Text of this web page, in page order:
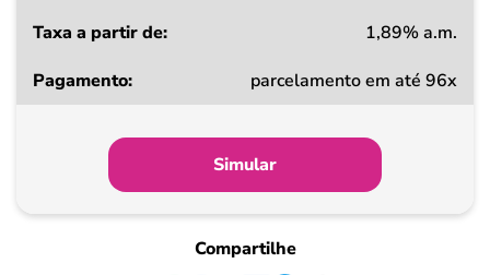
1,89% a.m.
parcelamento em até 96x
Simular
Compartilhe